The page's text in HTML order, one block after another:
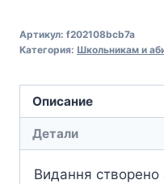
Артикул: f202108bcb7a
Категория: Школьникам и
Описание
Детали
Видання створено